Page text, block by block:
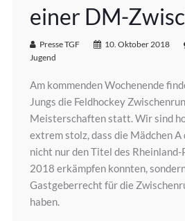
einer DM-
Presse TGF 10. Oktober 2018
Jugend
Am kommenden Wochenende
Jungs die Feldhockey
Meisterschaften statt. Wir sind
extrem stolz, dass die Mädchen A
nicht nur den Titel des
2018 erkämpfen konnten,
Gastgeberrecht für die
haben.